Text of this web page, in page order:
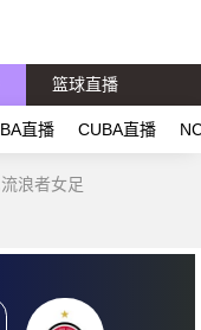
篮球直播
直播 CUBA直播
浪者女足